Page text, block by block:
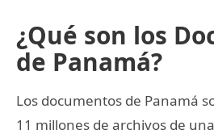
¿Qué son los
de Panamá?
Los documentos de Panamá
11 millones de archivos de